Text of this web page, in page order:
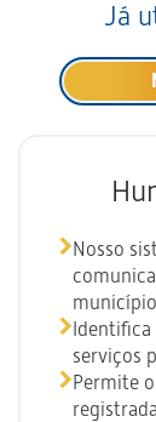
Já
Nosso
Identifica
serviços
Permite